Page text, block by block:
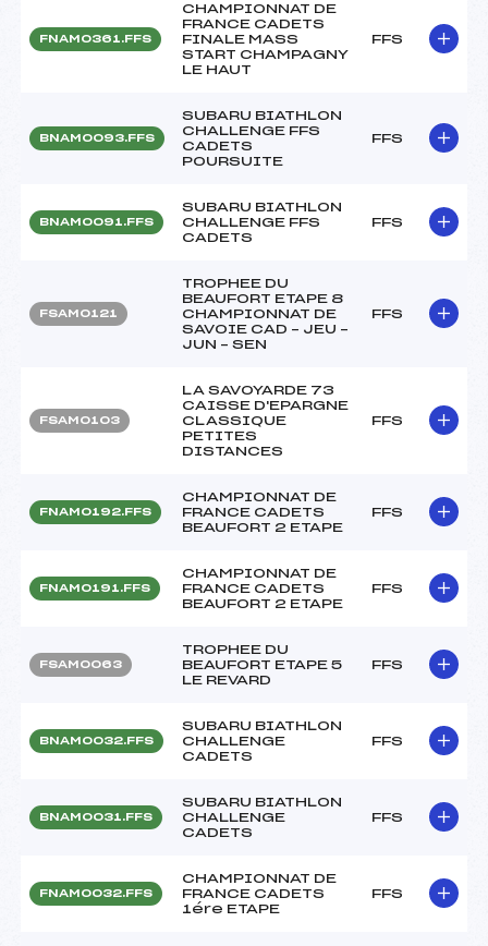
FNAM0361.FFS
CHAMPIONNAT DE
FRANCE CADETS
FINALE MASS
START CHAMPAGNY
LE HAUT
FFS
BNAM0093.FFS
SUBARU BIATHLON
CHALLENGE FFS
CADETS
POURSUITE
FFS
BNAM0091.FFS
SUBARU BIATHLON
CHALLENGE FFS
CADETS
FFS
FSAM0121
TROPHEE DU
BEAUFORT ETAPE 8
CHAMPIONNAT DE
SAVOIE CAD – JEU –
JUN – SEN
FFS
FSAM0103
LA SAVOYARDE 73
CAISSE D'EPARGNE
CLASSIQUE
PETITES
DISTANCES
FFS
FNAM0192.FFS
CHAMPIONNAT DE
FRANCE CADETS
BEAUFORT 2 ETAPE
FFS
FNAM0191.FFS
CHAMPIONNAT DE
FRANCE CADETS
BEAUFORT 2 ETAPE
FFS
FSAM0063
TROPHEE DU
BEAUFORT ETAPE 5
LE REVARD
FFS
BNAM0032.FFS
SUBARU BIATHLON
CHALLENGE
CADETS
FFS
BNAM0031.FFS
SUBARU BIATHLON
CHALLENGE
CADETS
FFS
FNAM0032.FFS
CHAMPIONNAT DE
FRANCE CADETS
1ére ETAPE
FFS